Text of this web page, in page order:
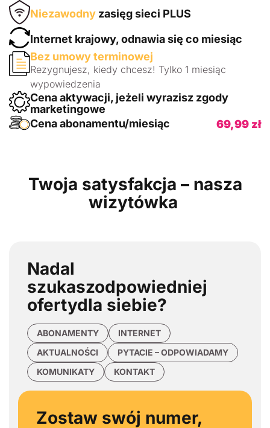
Niezawodny zasięg sieci PLUS
Internet krajowy, odnawia się co miesiąc
Bez umowy terminowej
Rezygnujesz, kiedy chcesz! Tylko 1 miesiąc
wypowiedzenia
Cena aktywacji, jeżeli wyrazisz zgody
marketingowe
Cena abonamentu/miesiąc
69,99 zł
Twoja satysfakcja – nasza
wizytówka
Nadal
szukaszodpowiedniej
ofertydla siebie?
ABONAMENTY
INTERNET
AKTUALNOŚCI
PYTACIE – ODPOWIADAMY
KOMUNIKATY
KONTAKT
Zostaw swój numer,